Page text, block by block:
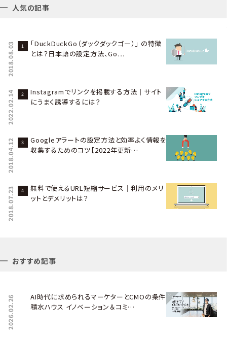
人気の記事
2018.08.03
「DuckDuckGo（ダックダックゴー）」 の特徴
とは？日本語の設定方法、Go…
2022.02.14
Instagramでリンクを掲載する方法｜サイト
にうまく誘導するには？
2018.04.12
Googleアラートの設定方法と効率よく情報を
収集するためのコツ【2022年更新…
2018.07.23
無料で使えるURL短縮サービス｜利用のメリ
ットとデメリットは？
おすすめ記事
2026.02.26
AI時代に求められるマーケターとCMOの条件――
積水ハウス イノベーション＆コミ…